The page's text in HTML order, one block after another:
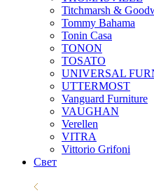
Titchmarsh &
Tommy Bahama
Tonin Casa
TONON
TOSATO
UNIVERSAL
UTTERMOST
Vanguard Furniture
VAUGHAN
Verellen
VITRA
Vittorio Grifoni
Свет